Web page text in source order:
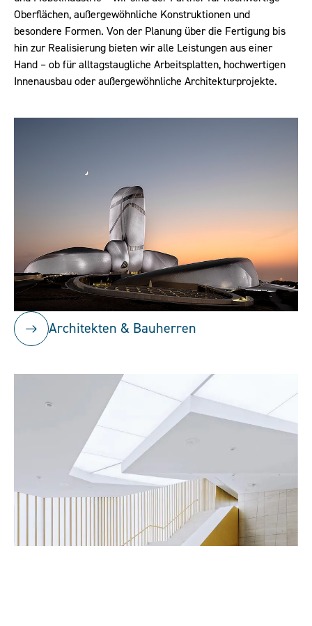
Oberflächen, außergewöhnliche Konstruktionen und
besondere Formen. Von der Planung über die Fertigung bis
hin zur Realisierung bieten wir alle Leistungen aus einer
Hand – ob für alltagstaugliche Arbeitsplatten, hochwertigen
Innenausbau oder außergewöhnliche Architekturprojekte.
Architekten & Bauherren